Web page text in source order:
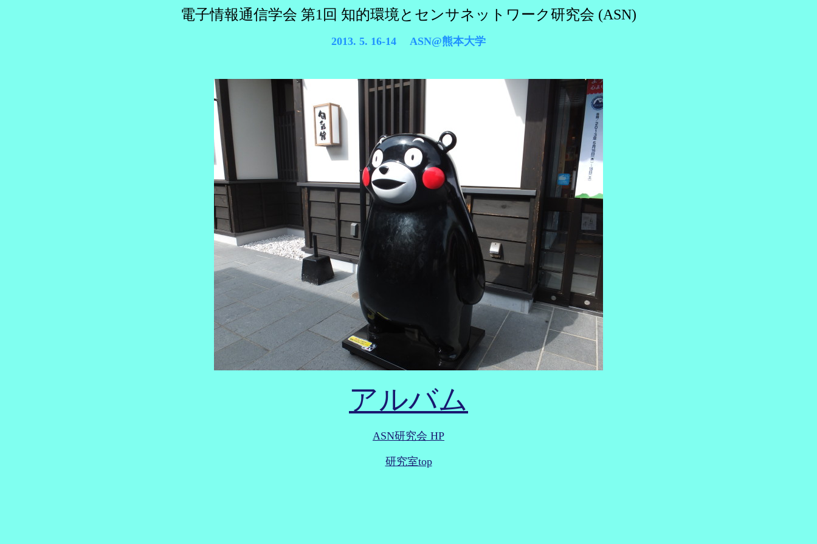
電子情報通信学会 第1回 知的環境とセンサネットワーク研究会 (ASN)
2013. 5. 16-14 ASN@熊本大学
アルバム
ASN研究会 HP
研究室top